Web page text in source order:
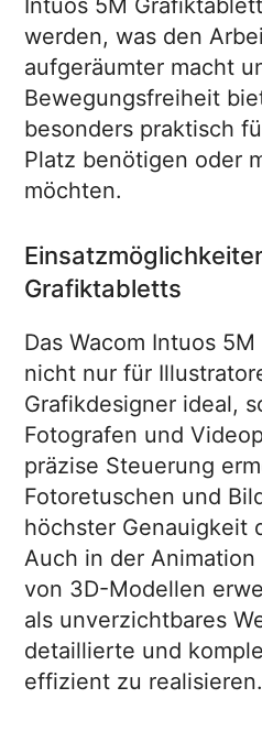
Intuos 5M
werden, was den
aufgeräumter macht
Bewegungsfreiheit
besonders praktisch
Platz benötigen oder
möchten.
Grafiktabletts
Das Wacom Intuos
nicht nur für
Grafikdesigner ideal,
Fotografen und
präzise Steuerung
Fotoretuschen und
höchster Genauigkeit
Auch in der
von 3D-Modellen
als unverzichtbares
detaillierte und
effizient zu realisieren.